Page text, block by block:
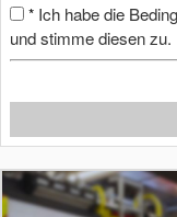
* Ich habe die
und stimme diesen zu.